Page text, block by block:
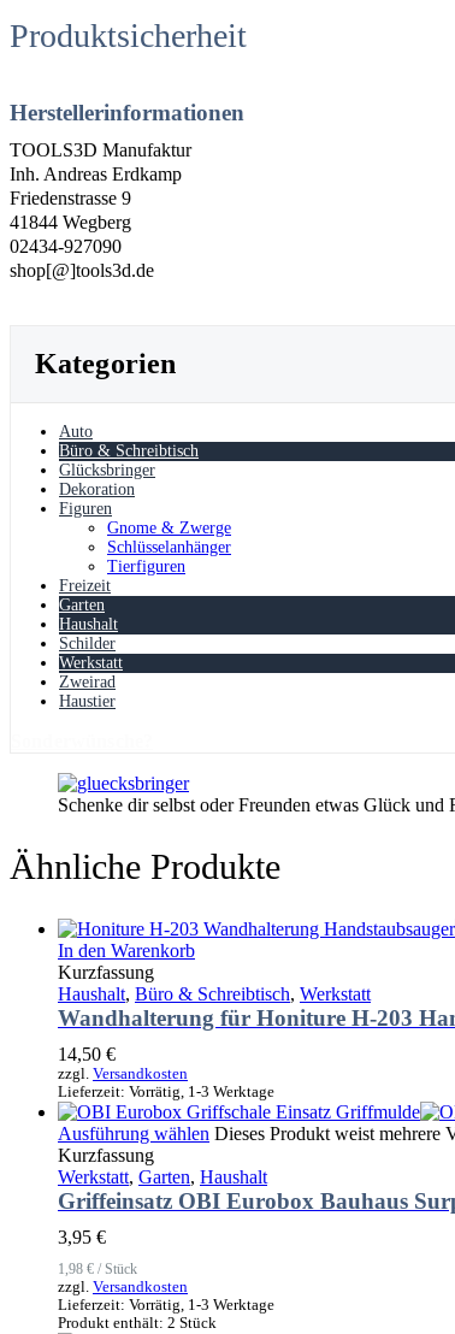
Produktsicherheit
Herstellerinformationen
TOOLS3D Manufaktur
Inh. Andreas Erdkamp
Friedenstrasse 9
41844 Wegberg
02434-927090
shop[@]tools3d.de
Kategorien
Auto
Büro & Schreibtisch
Glücksbringer
Dekoration
Figuren
Gnome & Zwerge
Schlüsselanhänger
Tierfiguren
Freizeit
Garten
Haushalt
Schilder
Werkstatt
Zweirad
Haustier
Schenke dir selbst oder Freunden etwas Glück
Ähnliche Produkte
In den Warenkorb
Kurzfassung
Haushalt, Büro & Schreibtisch, Werkstatt
Wandhalterung für Honiture H-203
14,50 €
zzgl. Versandkosten
Lieferzeit: Vorrätig, 1-3 Werktage
Ausführung wählen Dieses Produkt weist mehrere
Kurzfassung
Werkstatt, Garten, Haushalt
Griffeinsatz OBI Eurobox Bauhaus
3,95 €
1,98 € / Stück
zzgl. Versandkosten
Lieferzeit: Vorrätig, 1-3 Werktage
Produkt enthält: 2 Stück